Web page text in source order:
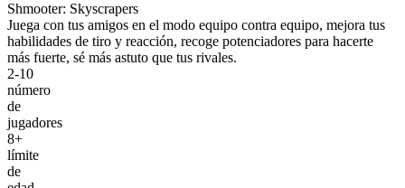
Shmooter: Skyscrapers
Juega con tus amigos en el modo equipo contra equipo, mejora tus
habilidades de tiro y reacción, recoge potenciadores para hacerte
más fuerte, sé más astuto que tus rivales.
2-10
número
de
jugadores
8+
límite
de